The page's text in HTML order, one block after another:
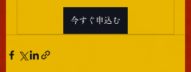
今すぐ申込む